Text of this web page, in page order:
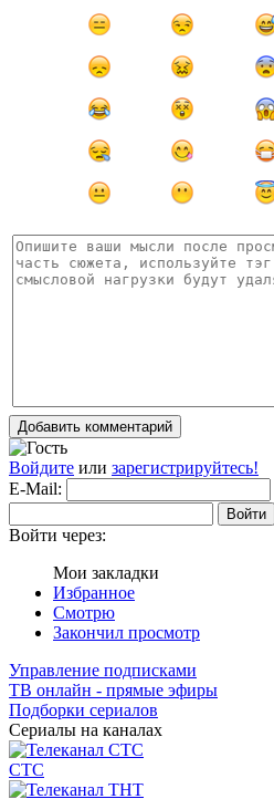
Добавить комментарий
Войдите или зарегистрируйтесь!
E-Mail:
Войти
Войти через:
Мои закладки
Избранное
Смотрю
Закончил просмотр
Управление подписками
ТВ онлайн - прямые эфиры
Подборки сериалов
Сериалы на каналах
СТС